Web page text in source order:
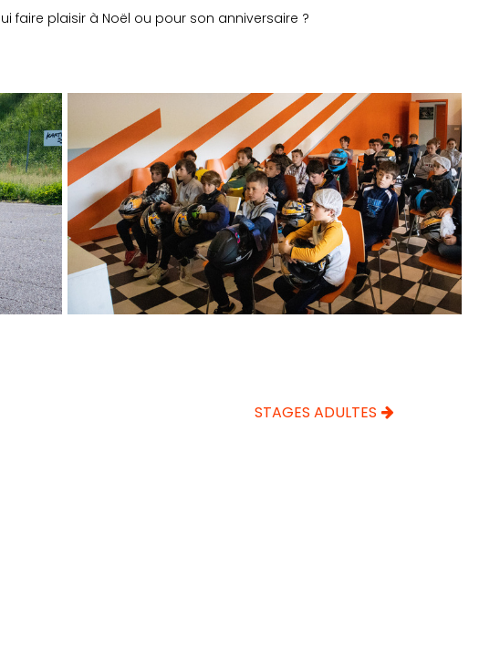
faire plaisir à Noël ou pour son anniversaire ?
STAGES ADULTES